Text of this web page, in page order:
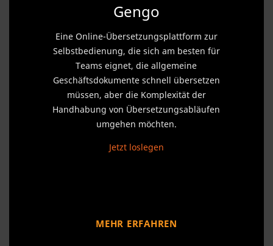
Gengo
Eine Online-Übersetzungsplattform zur
Selbstbedienung, die sich am besten für
Teams eignet, die allgemeine
Geschäftsdokumente schnell übersetzen
müssen, aber die Komplexität der
Handhabung von Übersetzungsabläufen
umgehen möchten.
Jetzt loslegen
MEHR ERFAHREN